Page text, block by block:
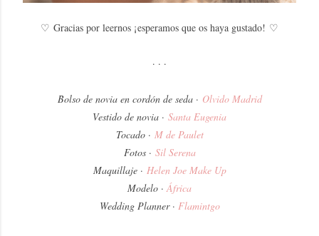
♡ Gracias por leernos ¡esperamos que os haya gustado! ♡
· · ·
Bolso de novia en cordón de seda · Olvido Madrid
Vestido de novia · Santa Eugenia
Tocado · M de Paulet
Fotos · Sil Serena
Maquillaje · Helen Joe Make Up
Modelo ·África
Wedding Planner · Flamintgo